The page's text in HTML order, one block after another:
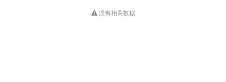
没有相关数据